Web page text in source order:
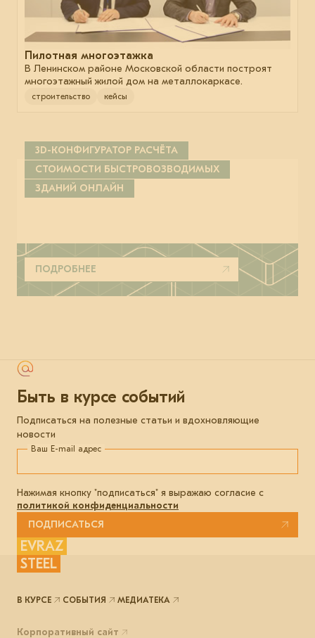
Пилотная многоэтажка
В Ленинском районе Московской области построят
многоэтажный жилой дом на металлокаркасе.
строительство кейсы
3D-КОНФИГУРАТОР РАСЧЁТА
СТОИМОСТИ БЫСТРОВОЗВОДИМЫХ
ЗДАНИЙ ОНЛАЙН
ПОДРОБНЕЕ
Быть в курсе событий
Подписаться на полезные статьи и вдохновляющие
новости
Ваш E-mail адрес
Нажимая кнопку "подписаться" я выражаю согласие с
политикой конфиденциальности
ПОДПИСАТЬСЯ
EVRAZ
STEEL
Корпоративный сайт
В КУРСЕ СОБЫТИЯ МЕДИАТЕКА